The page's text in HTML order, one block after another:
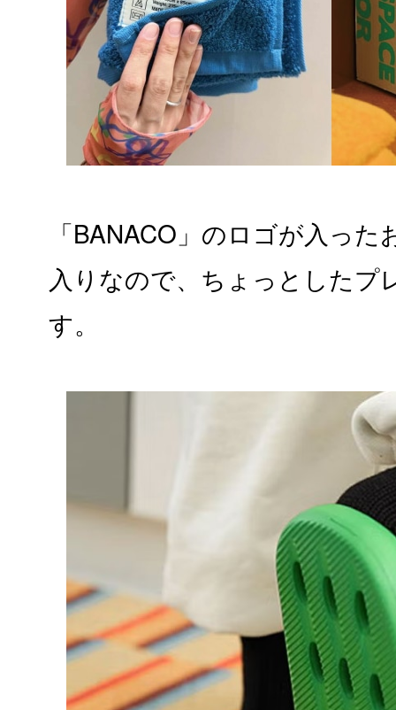
「BANACO」のロゴが入っ
入りなので、ちょっとしたプ
す。